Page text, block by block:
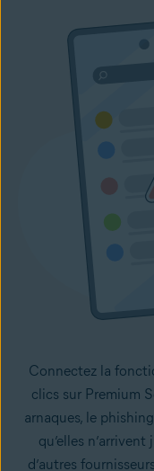
Connectez la
clics sur Premium
arnaques, le
qu’elles
d’autres